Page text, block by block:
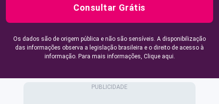
Consultar Grátis
Os dados são de origem pública e não são sensíveis. A disponibilização
das informações observa a legislação brasileira e o direito de acesso à
informação. Para mais informações, Clique aqui.